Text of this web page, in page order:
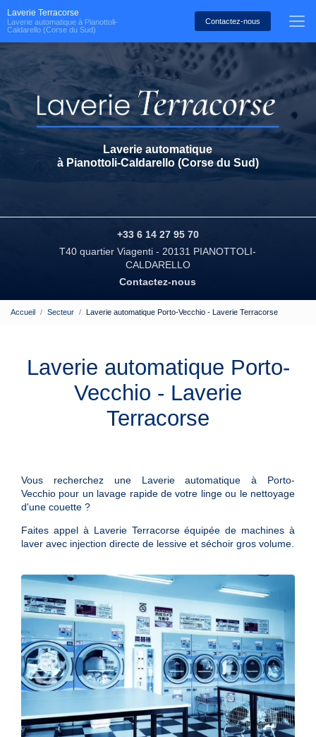
au
contenu
principal
Laverie Terracorse
Laverie automatique à Pianottoli-
Caldarello (Corse du Sud)
Contactez-nous
Laverie automatique
à Pianottoli-Caldarello (Corse du Sud)
+33 6 14 27 95 70
T40 quartier Viagenti - 20131 PIANOTTOLI-
CALDARELLO
Contactez-nous
Accueil Secteur Laverie automatique Porto-Vecchio - Laverie Terracorse
Laverie automatique Porto-
Vecchio - Laverie
Terracorse
Vous recherchez une Laverie automatique à Porto-
Vecchio pour un lavage rapide de votre linge ou le nettoyage
d'une couette ?
Faites appel à Laverie Terracorseéquipée de machines à
laver avec injection directe de lessive et séchoir gros volume.